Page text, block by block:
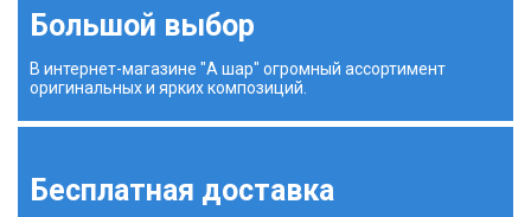
Большой выбор
В интернет-магазине "А шар" огромный ассортимент
оригинальных и ярких композиций.
Бесплатная доставка